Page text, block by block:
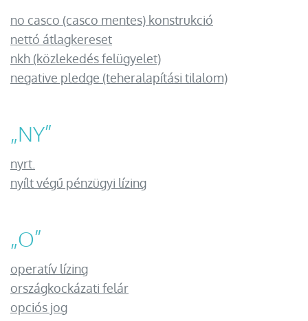
no casco (casco mentes) konstrukció
nettó átlagkereset
nkh (közlekedés felügyelet)
negative pledge (teheralapítási tilalom)
„NY”
nyrt.
nyílt végű pénzügyi lízing
„O”
operatív lízing
országkockázati felár
opciós jog